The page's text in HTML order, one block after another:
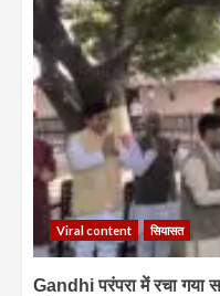
Viral content सियासत
Gandhi परंपरा में रचा गया